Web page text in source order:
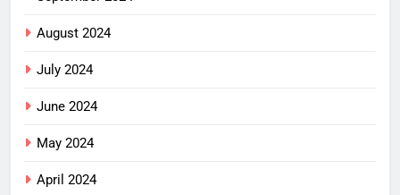
August 2024
July 2024
June 2024
May 2024
April 2024